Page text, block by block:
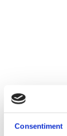
Consentiment